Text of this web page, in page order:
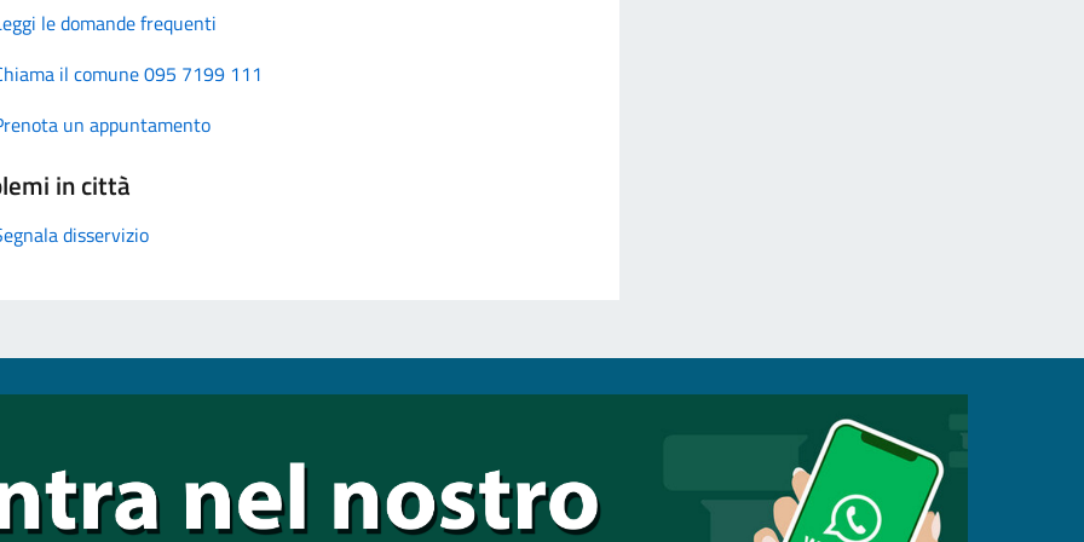
le domande frequenti
il comune 095 7199 111
un appuntamento
in città
disservizio